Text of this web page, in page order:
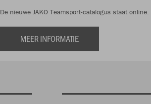
De nieuwe JAKO Teamsport-catalogus staat online.
MEER INFORMATIE